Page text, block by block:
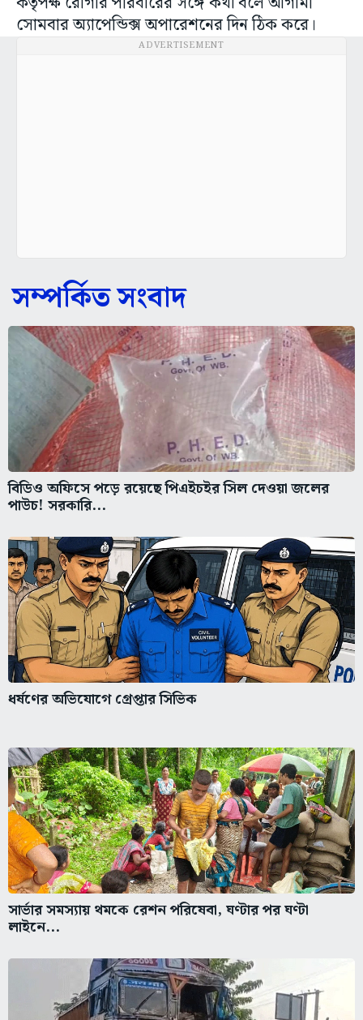
সোমবার অ্যাপেন্ডিক্স অপারেশনের দিন ঠিক করে।
ADVERTISEMENT
সম্পর্কিত সংবাদ
বিডিও অফিসে পড়ে রয়েছে পিএইচইর সিল দেওয়া জলের
পাউচ! সরকারি...
ধর্ষণের অভিযোগে গ্রেপ্তার সিভিক
সার্ভার সমস্যায় থমকে রেশন পরিষেবা, ঘণ্টার পর ঘণ্টা
লাইনে...